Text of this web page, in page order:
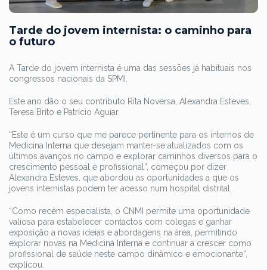
Tarde do jovem internista: o caminho para
o futuro
A Tarde do jovem internista é uma das sessões já habituais nos
congressos nacionais da SPMI.
Este ano dão o seu contributo Rita Noversa, Alexandra Esteves,
Teresa Brito e Patrício Aguiar.
“Este é um curso que me parece pertinente para os internos de
Medicina Interna que desejam manter-se atualizados com os
últimos avanços no campo e explorar caminhos diversos para o
crescimento pessoal e profissional”, começou por dizer
Alexandra Esteves, que abordou as oportunidades a que os
jovens internistas podem ter acesso num hospital distrital.
“Como recém especialista, o CNMI permite uma oportunidade
valiosa para estabelecer contactos com colegas e ganhar
exposição a novas ideias e abordagens na área, permitindo
explorar novas na Medicina Interna e continuar a crescer como
profissional de saúde neste campo dinâmico e emocionante”,
explicou.